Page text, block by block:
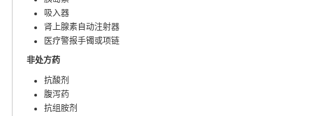
吸入器
肾上腺素自动注射器
医疗警报手镯或项链
非处方药
抗酸剂
腹泻药
抗组胺剂